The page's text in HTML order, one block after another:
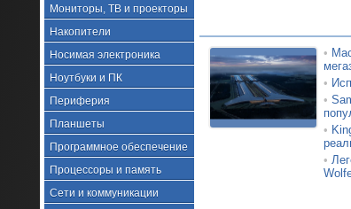
Мониторы, ТВ и проекторы
Накопители
Носимая электроника
Ноутбуки и ПК
Периферия
Планшеты
Программное обеспечение
Процессоры и память
Сети и коммуникации
•
•
•
•
•